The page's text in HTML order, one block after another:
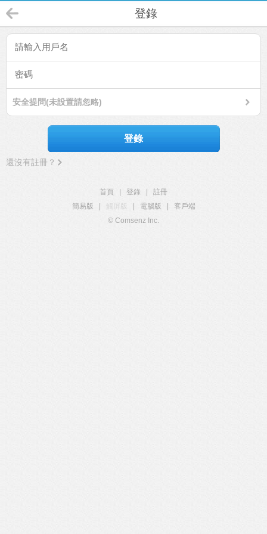
登錄
安全提問(未設置請忽略)
登錄
還沒有註冊？
首頁 登錄
註冊
簡易版
觸屏版 電腦版
客戶端
© Comsenz Inc.